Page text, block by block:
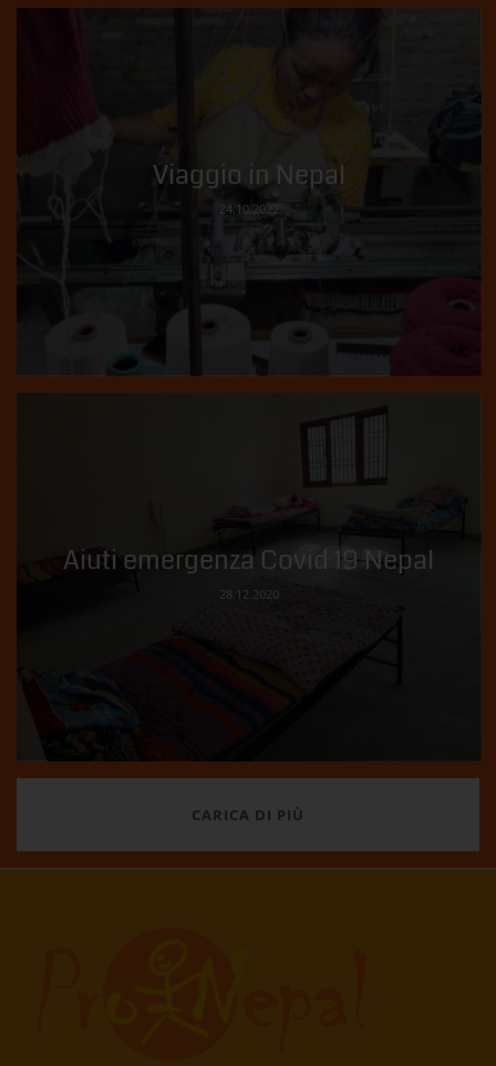
Viaggio in Nepal
24.10.2022
Aiuti emergenza Covid 19 Nepal
28.12.2020
CARICA DI PIÙ